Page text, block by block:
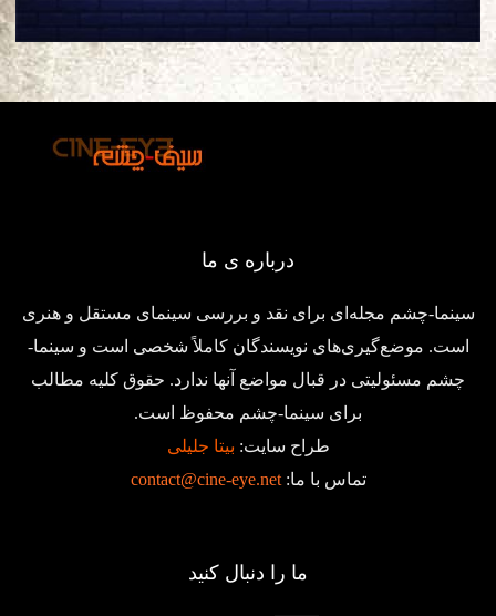
درباره ی ما
سینما-چشم مجله‌ای برای نقد و بررسی سینمای مستقل و هنری
است. موضع‌گیری‌های نویسندگان کاملاً شخصی است و سینما-
چشم مسئولیتی در قبال مواضع آنها ندارد. حقوق کلیه مطالب
برای سینما-چشم محفوظ است.
طراح سایت: بیتا جلیلی
تماس با ما:contact@cine-eye.net
ما را دنبال کنید